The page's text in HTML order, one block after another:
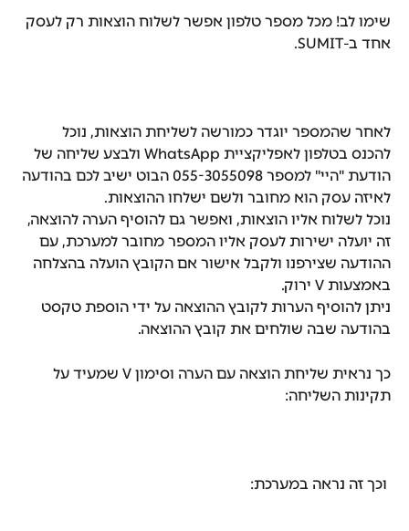
שימו לב! מכל מספר טלפון אפשר לשלוח הוצאות רק לעסק
אחד ב-SUMIT.
לאחר שהמספר יוגדר כמורשה לשליחת הוצאות, נוכל
להכנס בטלפון לאפליקציית WhatsApp ולבצע שליחה של
הודעת "היי" למספר 055-3055098 הבוט ישיב לכם בהודעה
לאיזה עסק הוא מחובר ולשם ישלחו ההוצאות.
נוכל לשלוח אליו הוצאות, ואפשר גם להוסיף הערה להוצאה,
זה יועלה ישירות לעסק אליו המספר מחובר למערכת, עם
ההודעה שצירפנו ולקבל אישור אם הקובץ הועלה בהצלחה
באמצעות V ירוק.
ניתן להוסיף הערות לקובץ ההוצאה על ידי הוספת טקסט
בהודעה שבה שולחים את קובץ ההוצאה.
כך נראית שליחת הוצאה עם הערה וסימון V שמעיד על
תקינות השליחה: